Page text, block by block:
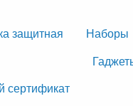
защитная Наборы
сертификат